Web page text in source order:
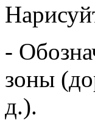
-
зоны
д.).